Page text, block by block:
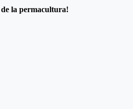
la permacultura!